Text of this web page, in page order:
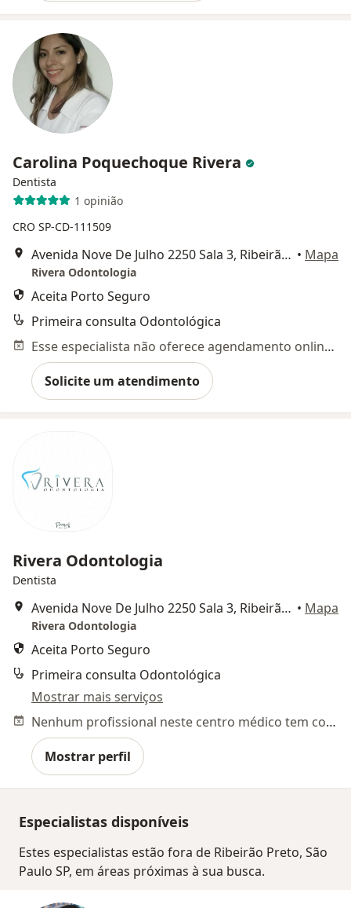
Carolina Poquechoque Rivera
Dentista
1 opinião
CRO SP-CD-111509
Avenida Nove De Julho 2250 Sala 3, Ribeirão Preto • Mapa
Rivera Odontologia
Aceita Porto Seguro
Primeira consulta Odontológica
Esse especialista não oferece agendamento online para esse endereço.
Solicite um atendimento
Rivera Odontologia
Dentista
Avenida Nove De Julho 2250 Sala 3, Ribeirão Preto • Mapa
Rivera Odontologia
Aceita Porto Seguro
Primeira consulta Odontológica
Mostrar mais serviços
Nenhum profissional neste centro médico tem consultas disponíveis
Mostrar perfil
Especialistas disponíveis
Estes especialistas estão fora de Ribeirão Preto, São
Paulo SP, em áreas próximas à sua busca.